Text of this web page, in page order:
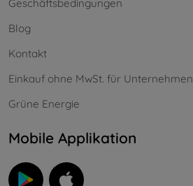
Geschäftsbedingungen
Blog
Kontakt
Einkauf ohne MwSt. für Unternehmen
Grüne Energie
Mobile Applikation